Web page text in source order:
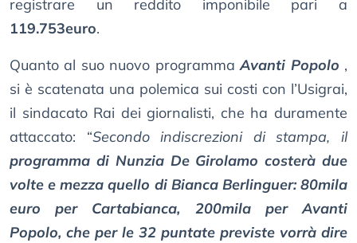
registrare un reddito imponibile pari a
119.753euro.
Quanto al suo nuovo programmaAvanti Popolo ,
si è scatenata una polemica sui costi con l’Usigrai,
il sindacato Rai dei giornalisti, che ha duramente
attaccato: “Secondo indiscrezioni di stampa, il
programma di Nunzia De Girolamo costerà due
volte e mezza quello di Bianca Berlinguer: 80mila
euro per Cartabianca, 200mila per Avanti
Popolo, che per le 32 puntate previste vorrà dire